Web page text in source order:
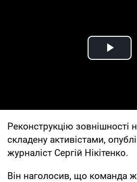
Реконструкцію зовнішності
складену активістами,
журналіст Сергій Нікітенко.
Він наголосив, що команда